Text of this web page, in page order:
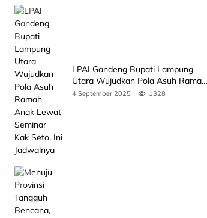
LPAI Gandeng Bupati Lampung
Utara Wujudkan Pola Asuh Ramah
Anak Lewat Seminar Kak Seto, Ini
4 September 2025 1328